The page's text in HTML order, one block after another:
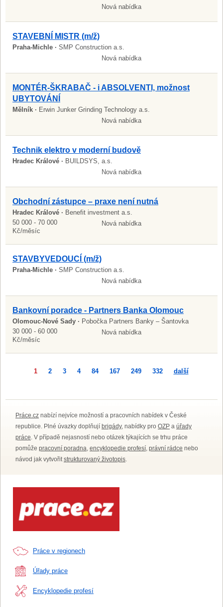
Nová nabídka
STAVEBNÍ MISTR (m/ž)
Praha-Michle · SMP Construction a.s.
Nová nabídka
MONTÉR-ŠKRABAČ - i ABSOLVENTI, možnost
UBYTOVÁNÍ
Mělník · Erwin Junker Grinding Technology a.s.
Nová nabídka
Technik elektro v moderní budově
Hradec Králové · BUILDSYS, a.s.
Nová nabídka
Obchodní zástupce – praxe není nutná
Hradec Králové · Benefit investment a.s.
50 000 - 70 000
Kč/měsíc
Nová nabídka
STAVBYVEDOUCÍ (m/ž)
Praha-Michle · SMP Construction a.s.
Nová nabídka
Bankovní poradce - Partners Banka Olomouc
Olomouc-Nové Sady · Pobočka Partners Banky – Šantovka
30 000 - 60 000
Kč/měsíc
Nová nabídka
1 2 3 4 84 167 249 332 další
Práce.cz nabízí nejvíce možností a pracovních nabídek v České
republice. Plné úvazky doplňují brigády, nabídky pro OZP a úřady
práce. V případě nejasností nebo otázek týkajících se trhu práce
pomůže pracovní poradna, encyklopedie profesí, právní rádce nebo
návod jak vytvořitstrukturovaný životopis.
Práce v regionech
Úřady práce
Encyklopedie profesí